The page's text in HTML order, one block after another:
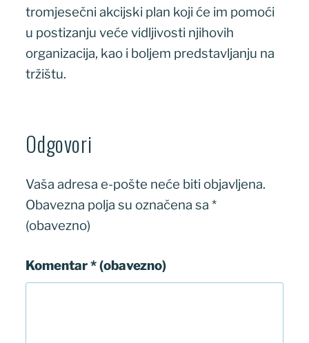
tromjesečni akcijski plan koji će im pomoći
u postizanju veće vidljivosti njihovih
organizacija, kao i boljem predstavljanju na
tržištu.
Odgovori
Vaša adresa e-pošte neće biti objavljena.
Obavezna polja su označena sa*
(obavezno)
Komentar* (obavezno)